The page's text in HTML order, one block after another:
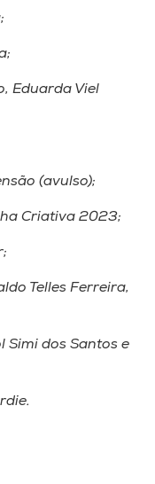
Eduarda Viel
(avulso);
Criativa 2023;
Telles Ferreira,
Simi dos Santos e